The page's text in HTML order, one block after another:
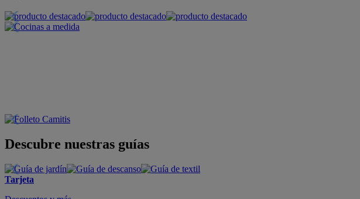
Descubre nuestras guías
Tarjeta